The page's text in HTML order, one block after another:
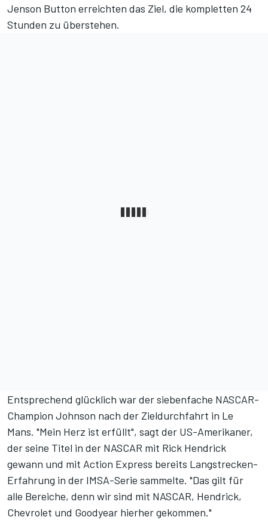
Jenson Button erreichten das Ziel, die kompletten 24
Stunden zu überstehen.
Entsprechend glücklich war der siebenfache NASCAR-
Champion Johnson nach der Zieldurchfahrt in Le
Mans. "Mein Herz ist erfüllt", sagt der US-Amerikaner,
der seine Titel in der NASCAR mit Rick Hendrick
gewann und mit Action Express bereits Langstrecken-
Erfahrung in der IMSA-Serie sammelte. "Das gilt für
alle Bereiche, denn wir sind mit NASCAR, Hendrick,
Chevrolet und Goodyear hierher gekommen."